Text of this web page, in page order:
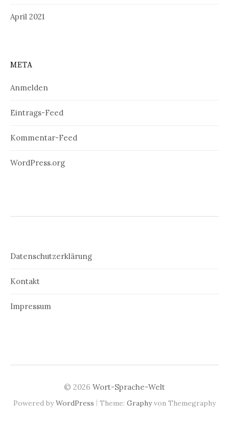
April 2021
META
Anmelden
Eintrags-Feed
Kommentar-Feed
WordPress.org
Datenschutzerklärung
Kontakt
Impressum
© 2026 Wort-Sprache-Welt
Powered byWordPress | Theme: Graphyvon Themegraphy